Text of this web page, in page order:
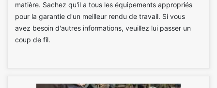
matière. Sachez qu'il a tous les équipements appropriés
pour la garantie d'un meilleur rendu de travail. Si vous
avez besoin d'autres informations, veuillez lui passer un
coup de fil.